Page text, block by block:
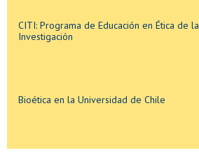
CITI: Programa de Educación en Ética de la
Investigación
Bioética en la Universidad de Chile